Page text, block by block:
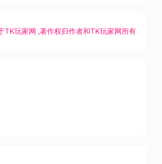
TK玩家网 ,著作权归作者和TK玩家网所有